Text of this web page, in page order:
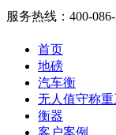
服务热线： 400-
首页
地磅
汽车衡
无人值守称
衡器